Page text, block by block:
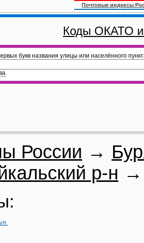
Почтовые индексы
Коды ОКАТО
букв названия улицы или населённого
.
России →
р-н →